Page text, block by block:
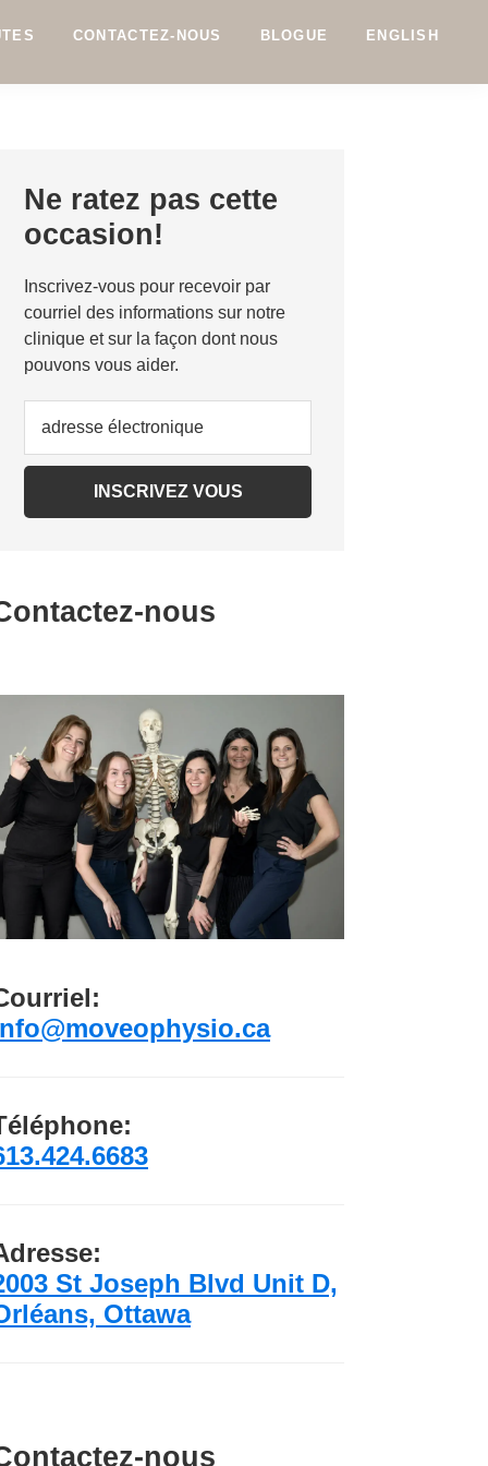
CONTACTEZ-NOUS BLOGUE ENGLISH
Sidebar
Ne ratez pas cette
occasion!
Inscrivez-vous pour recevoir par
courriel des informations sur notre
clinique et sur la façon dont nous
pouvons vous aider.
nous
St Joseph Blvd Unit D,
Ottawa
nous